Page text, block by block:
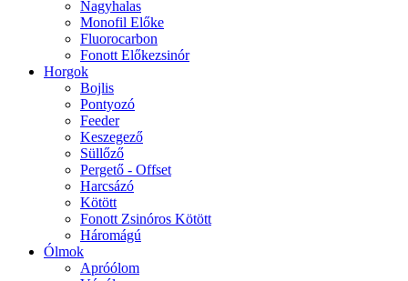
Nagyhalas
Monofil Előke
Fluorocarbon
Fonott Előkezsinór
Horgok
Bojlis
Pontyozó
Feeder
Keszegező
Süllőző
Pergető - Offset
Harcsázó
Kötött
Fonott Zsinóros Kötött
Háromágú
Ólmok
Apróólom